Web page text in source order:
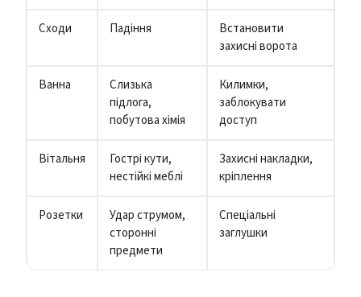
Сходи Падіння
Встановити
захисні ворота
Ванна
Слизька
підлога,
побутова хімія
Килимки,
заблокувати
доступ
Вітальня
Гострі кути,
нестійкі меблі
Захисні накладки,
кріплення
Розетки
Удар струмом,
сторонні
предмети
Спеціальні
заглушки